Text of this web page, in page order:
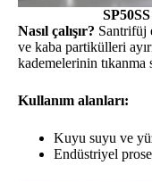
Nasıl çalışır? Santrifüj
ve kaba partikülleri
kademelerinin tıkanma
Kullanım alanları:
Kuyu suyu ve
Endüstriyel